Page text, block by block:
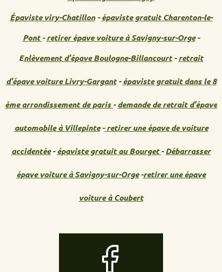
Épaviste viry-Chatillon-épaviste gratuit Charenton-le-
Pont-retirer épave voiture à Savigny-sur-Orge-
Enlèvement d'épave Boulogne-Billancourt- retrait
d'épave voiture Livry-Gargant-épaviste gratuit dans le 8
ème arrondissement de paris-demande de retrait d'épave
automobile à Villepinte-retirer une épave de voiture
accidentée-épaviste gratuit au Bourget-Débarrasser
épave voiture à Savigny-sur-Orge-retirer une épave
voiture à Coubert